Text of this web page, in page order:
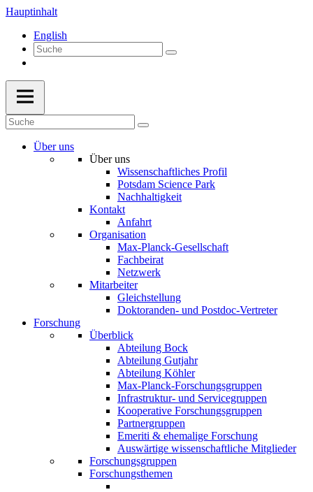
Hauptinhalt
English
Über uns
Über uns
Wissenschaftliches Profil
Potsdam Science Park
Nachhaltigkeit
Kontakt
Anfahrt
Organisation
Max-Planck-Gesellschaft
Fachbeirat
Netzwerk
Mitarbeiter
Gleichstellung
Doktoranden- und Postdoc-Vertreter
Forschung
Überblick
Abteilung Bock
Abteilung Gutjahr
Abteilung Köhler
Max-Planck-Forschungsgruppen
Infrastruktur- und Servicegruppen
Kooperative Forschungsgruppen
Partnergruppen
Emeriti & ehemalige Forschung
Auswärtige wissenschaftliche Mitglieder
Forschungsgruppen
Forschungsthemen